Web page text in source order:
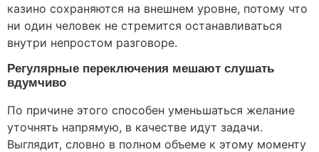
казино сохраняются на внешнем уровне, потому что
ни один человек не стремится останавливаться
внутри непростом разговоре.
Регулярные переключения мешают слушать
вдумчиво
По причине этого способен уменьшаться желание
уточнять напрямую, в качестве идут задачи.
Выглядит, словно в полном объеме к этому моменту